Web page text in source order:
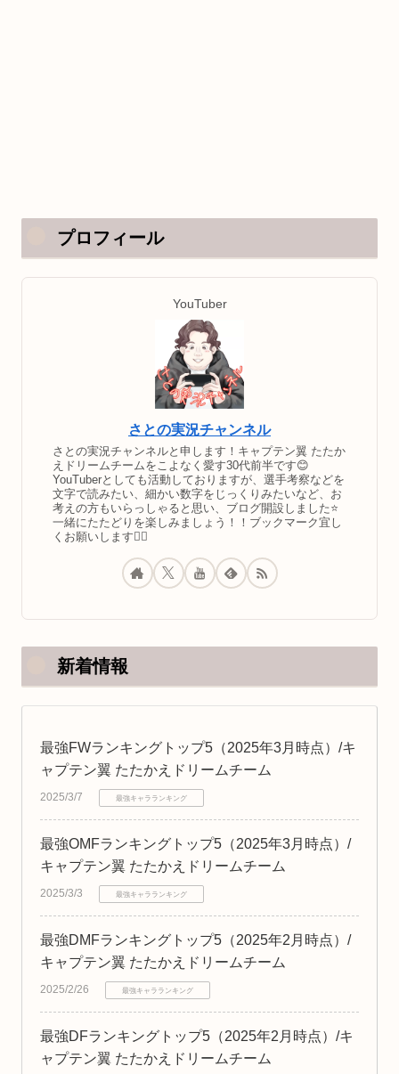
プロフィール
YouTuber
さとの実況チャンネル
さとの実況チャンネルと申します！キャプテン翼 たたか
えドリームチームをこよなく愛す30代前半です😊
YouTuberとしても活動しておりますが、選手考察などを
文字で読みたい、細かい数字をじっくりみたいなど、お
考えの方もいらっしゃると思い、ブログ開設しました⭐️
一緒にたたどりを楽しみましょう！！ブックマーク宜し
くお願いします🙇‍♂️
新着情報
最強FWランキングトップ5（2025年3月時点）/キ
ャプテン翼 たたかえドリームチーム
2025/3/7 最強キャラランキング
最強OMFランキングトップ5（2025年3月時点）/
キャプテン翼 たたかえドリームチーム
2025/3/3 最強キャラランキング
最強DMFランキングトップ5（2025年2月時点）/
キャプテン翼 たたかえドリームチーム
2025/2/26 最強キャラランキング
最強DFランキングトップ5（2025年2月時点）/キ
ャプテン翼 たたかえドリームチーム